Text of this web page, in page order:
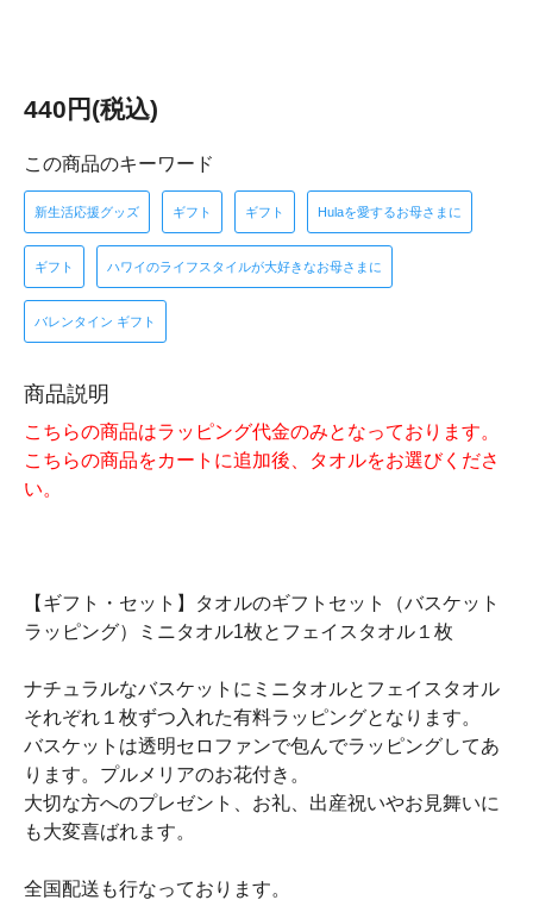
440円(税込)
この商品のキーワード
新生活応援グッズ ギフト ギフト Hulaを愛するお母さまに
ギフト ハワイのライフスタイルが大好きなお母さまに
バレンタイン ギフト
商品説明
こちらの商品はラッピング代金のみとなっております。
こちらの商品をカートに追加後、タオルをお選びくださ
い。
【ギフト・セット】タオルのギフトセット（バスケット
ラッピング）ミニタオル1枚とフェイスタオル１枚
ナチュラルなバスケットにミニタオルとフェイスタオル
それぞれ１枚ずつ入れた有料ラッピングとなります。
バスケットは透明セロファンで包んでラッピングしてあ
ります。プルメリアのお花付き。
大切な方へのプレゼント、お礼、出産祝いやお見舞いに
も大変喜ばれます。
全国配送も行なっております。